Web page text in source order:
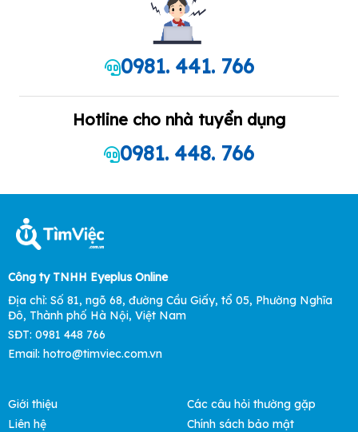
0981. 441. 766
Hotline cho nhà tuyển dụng
0981. 448. 766
Công ty TNHH Eyeplus Online
Địa chỉ: Số 81, ngõ 68, đường Cầu Giấy, tổ 05, Phường Nghĩa
Đô, Thành phố Hà Nội, Việt Nam
SĐT: 0981 448 766
Email: hotro@timviec.com.vn
Giới thiệu
Liên hệ
Các câu hỏi thường gặp
Chính sách bảo mật